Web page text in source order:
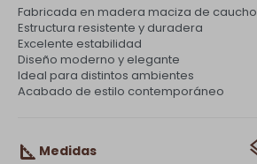
Fabricada en madera maciza de caucho
Estructura resistente y duradera
Excelente estabilidad
Diseño moderno y elegante
Ideal para distintos ambientes
Acabado de estilo contemporáneo
Medidas